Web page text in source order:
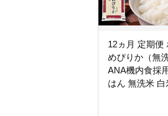
12ヵ月 定期便
めぴりか（無
ANA機内食採
はん 無洗米 白